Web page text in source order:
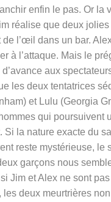
enfin le pas. Or la
réalise que deux
de l’œil dans un bar.
à l’attaque. Mais le
aux
les deux tentatrices
et Lulu (Georgia
qui poursuivent
Si la nature exacte du
reste mystérieuse, le
garçons nous
Jim et Alex ne sont
les deux meurtrières